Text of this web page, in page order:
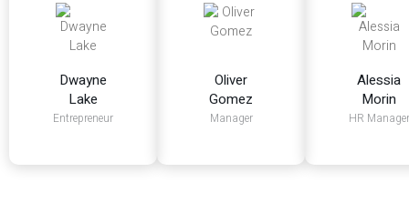
Dwayne
Lake
Entrepreneur
Oliver
Gomez
Manager
Alessia
Morin
HR Manager